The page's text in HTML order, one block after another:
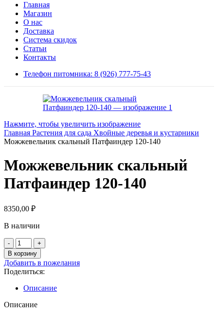
Главная
Магазин
О нас
Доставка
Система скидок
Статьи
Контакты
Телефон питомника: 8 (926) 777-75-43
Нажмите, чтобы увеличить изображение
Главная Растения для сада Хвойные деревья и кустарники
Можжевельник скальный Патфаиндер 120-140
Можжевельник скальный
Патфаиндер 120-140
8350,00 ₽
В наличии
Количество
товара
Можжевельник
скальный
Патфаиндер
120-
140
В корзину
Добавить в пожелания
Поделиться:
Описание
Описание